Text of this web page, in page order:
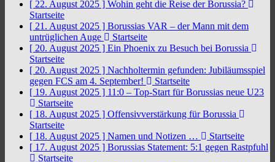
[ 22. August 2025 ] Wohin geht die Reise der Borussia?
Startseite
[ 21. August 2025 ] Borussias VAR – der Mann mit dem
untrüglichen Auge
Startseite
[ 20. August 2025 ] Ein Phoenix zu Besuch bei Borussia
Startseite
[ 20. August 2025 ] Nachholtermin gefunden: Jubiläumsspiel
gegen FCS am 4. September!
Startseite
[ 19. August 2025 ] 11:0 – Top-Start für Borussias neue U23
Startseite
[ 18. August 2025 ] Offensivverstärkung für Borussia
Startseite
[ 18. August 2025 ] Namen und Notizen …
Startseite
[ 17. August 2025 ] Borussias Statement: 5:1 gegen Rastpfuhl
Startseite